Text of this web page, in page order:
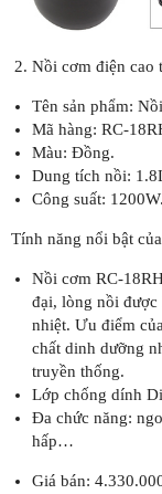
Nồi cơm điện cao
Tên sản phẩm:
Mã hàng: RC-
Màu: Đồng.
Dung tích nồi:
Công suất: 1200W.
Tính năng nổi bật
Nồi cơm RC-
đại, lòng nồi được
nhiệt. Ưu điểm
chất dinh dưỡng
truyền thống.
Lớp chống dính
Đa chức năng:
hấp…
Giá bán: